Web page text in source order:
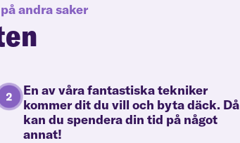
andra saker
En av våra fantastiska tekniker
kommer dit du vill och byta däck. Då
kan du spendera din tid på något
annat!